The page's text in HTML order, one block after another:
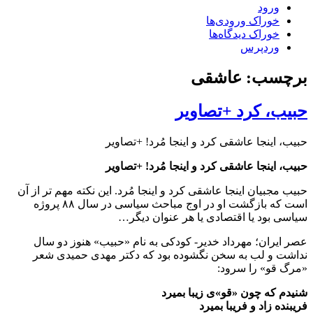
ورود
خوراک ورودی‌ها
خوراک دیدگاه‌ها
وردپرس
برچسب: عاشقی
حبیب، کرد +تصاویر
حبیب، اینجا عاشقی کرد و اینجا مُرد! +تصاویر
حبیب، اینجا عاشقی کرد و اینجا مُرد! +تصاویر
حبیب مجبیان اینجا عاشقی کرد و اینجا مُرد. این نکته مهم تر از آن
است که بازگشت او در اوج مباحث سیاسی در سال ۸۸ پروژه
سیاسی بود یا اقتصادی یا هر عنوان دیگر…
عصر ایران؛ مهرداد خدیر- کودکی به نام «حبیب» هنوز دو سال
نداشت و لب به سخن نگشوده بود که دکتر مهدی حمیدی شعر
«مرگ قو» را سرود:
شنیدم که چون «قو»ی زیبا بمیرد
فریبنده زاد و فریبا بمیرد